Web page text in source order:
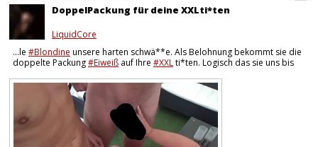
DoppelPackung für deine XXLti*ten
LiquidCore
…le #Blondine unsere harten schwä**e. Als Belohnung bekommt sie die
doppelte Packung#Eiweiß auf Ihre #XXLti*ten. Logisch das sie uns bis